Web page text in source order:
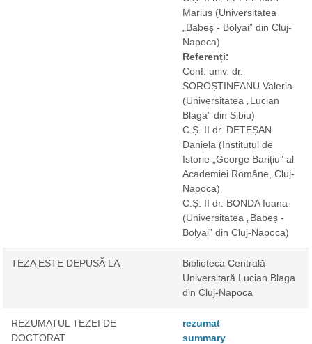
Marius (Universitatea
„Babeș - Bolyai” din Cluj-
Napoca)
Referenți:
Conf. univ. dr.
SOROȘTINEANU Valeria
(Universitatea „Lucian
Blaga” din Sibiu)
C.Ș. II dr. DETEȘAN
Daniela (Institutul de
Istorie „George Barițiu” al
Academiei Române, Cluj-
Napoca)
C.Ș. II dr. BONDA Ioana
(Universitatea „Babeș -
Bolyai” din Cluj-Napoca)
TEZA ESTE DEPUSĂ LA
Biblioteca Centrală
Universitară Lucian Blaga
din Cluj-Napoca
REZUMATUL TEZEI DE
DOCTORAT
rezumat
summary